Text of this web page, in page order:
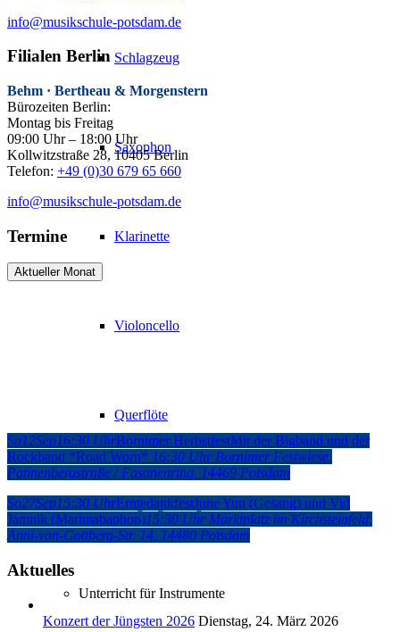
Schlagzeug
Saxophon
Klarinette
Violoncello
Querflöte
Songbegleitung am Klavier
Unterricht für Instrumente
info@musikschule-potsdam.de
Filialen Berlin
Behm · Bertheau & Morgenstern
Bürozeiten Berlin:
Montag bis Freitag
09:00 Uhr – 18:00 Uhr
Kollwitzstraße 28, 10405 Berlin
Telefon: +49 (0)30 679 65 660
info@musikschule-potsdam.de
Termine
Aktueller Monat
Sa12Sep16:30 UhrBornimer HerbstfestMit der Bigband und der
Rockband *Road Worn* 16:30 Uhr Bornimer Festwiese,
Pannenbergstraße / Fasanenring, 14469 Potsdam
So27Sep15:30 UhrErntedankfestJune Yun (Gesang) und Vid
Jamnik (Marimabaphon)15:30 Uhr Marktplatz im Kirchsteigfeld,
Anni-von-Gottberg-Str. 14, 14480 Potsdam
Aktuelles
Konzert der Jüngsten 2026 Dienstag, 24. März 2026